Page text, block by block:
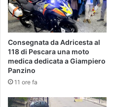
Consegnata da Adricesta al
118 di Pescara una moto
medica dedicata a Giampiero
Panzino
11 ore fa